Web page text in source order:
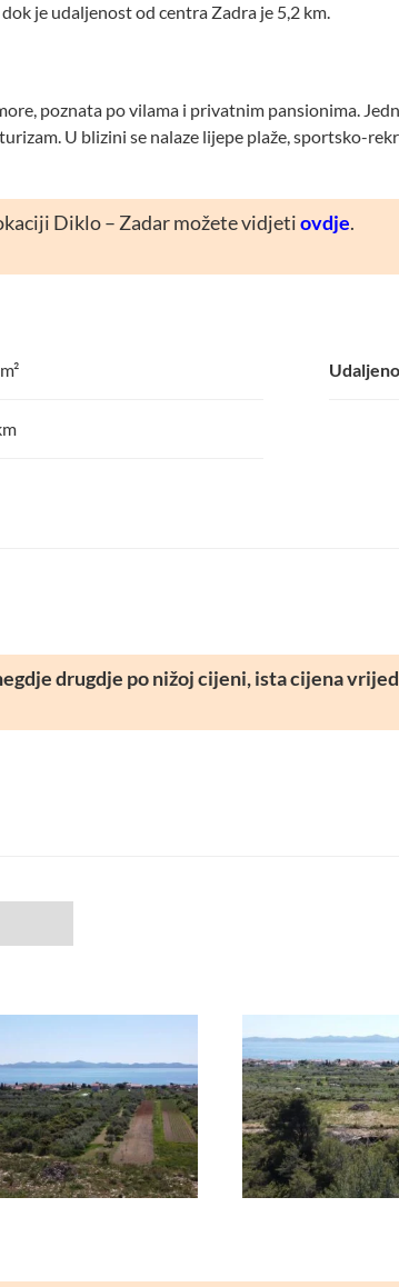
je udaljenost od centra Zadra je 5,2 km.
poznata po vilama i privatnim pansionima.
U blizini se nalaze lijepe plaže, sportsko-
Diklo – Zadar možete vidjetiovdje.
drugdje po nižoj cijeni, ista cijena